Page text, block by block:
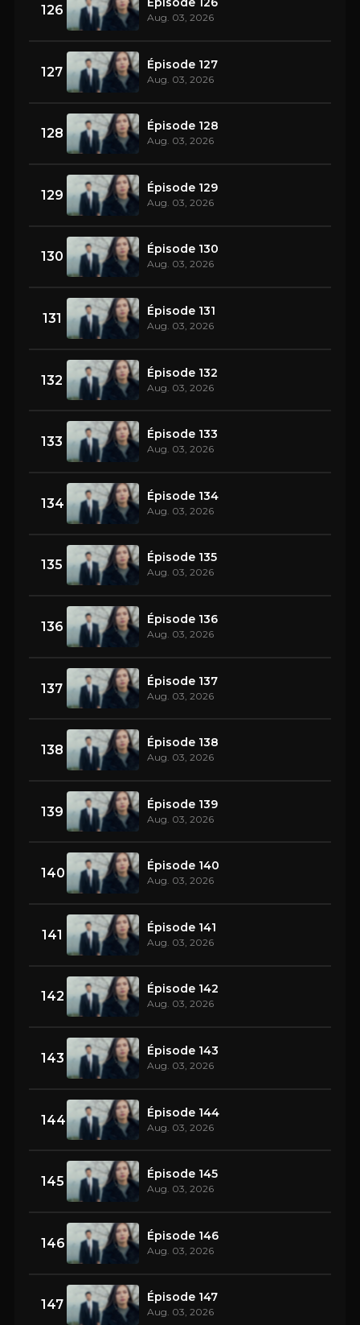
126 Aug. 03, 2026
127 Épisode 127
Aug. 03, 2026
128 Épisode 128
Aug. 03, 2026
129 Épisode 129
Aug. 03, 2026
130 Épisode 130
Aug. 03, 2026
131 Épisode 131
Aug. 03, 2026
132 Épisode 132
Aug. 03, 2026
133 Épisode 133
Aug. 03, 2026
134 Épisode 134
Aug. 03, 2026
135 Épisode 135
Aug. 03, 2026
136 Épisode 136
Aug. 03, 2026
137 Épisode 137
Aug. 03, 2026
138 Épisode 138
Aug. 03, 2026
139 Épisode 139
Aug. 03, 2026
140 Épisode 140
Aug. 03, 2026
141 Épisode 141
Aug. 03, 2026
142 Épisode 142
Aug. 03, 2026
143 Épisode 143
Aug. 03, 2026
144 Épisode 144
Aug. 03, 2026
145 Épisode 145
Aug. 03, 2026
146 Épisode 146
Aug. 03, 2026
147 Épisode 147
Aug. 03, 2026